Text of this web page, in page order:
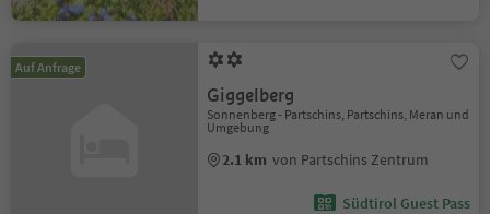
Auf Anfrage
Giggelberg
Sonnenberg - Partschins, Partschins, Meran und
Umgebung
2.1 km von Partschins Zentrum
Südtirol Guest Pass